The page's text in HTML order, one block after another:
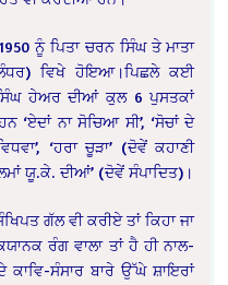
ਨੂੰ ਪਿਤਾ ਚਰਨ ਸਿੰਘ ਤੇ ਮਾਤਾ
ਵਿਖੇ ਹੋਇਆ।ਪਿਛਲੇ ਕਈ
ਹੇਅਰ ਦੀਆਂ ਕੁਲ 6 ਪੁਸਤਕਾਂ
‘ਏਦਾਂ ਨਾ ਸੋਚਿਆ ਸੀ’, ‘ਸੋਚਾਂ ਦੇ
‘ਹਰਾ ਚੂੜਾ’ (ਦੋਵੇਂ ਕਹਾਣੀ
ਯੂ.ਕੇ. ਦੀਆਂ’ (ਦੋਵੇਂ ਸੰਪਾਦਿਤ)।
ਗੱਲ ਵੀ ਕਰੀਏ ਤਾਂ ਕਿਹਾ ਜਾ
ਰੰਗ ਵਾਲਾ ਤਾਂ ਹੈ ਹੀ ਨਾਲ-
ਕਾਵਿ-ਸੰਸਾਰ ਬਾਰੇ ਉੱਘੇ ਸ਼ਾਇਰਾਂ